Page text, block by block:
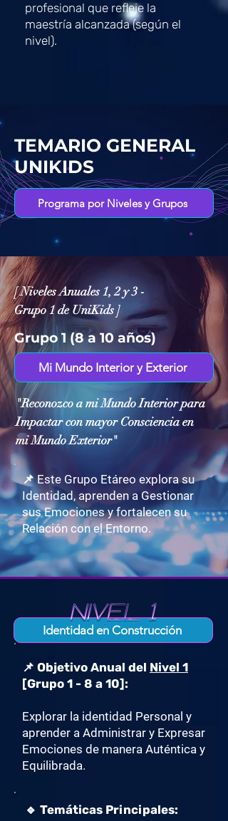
profesional que refleje la
maestría alcanzada (según el
nivel).
TEMARIO GENERAL
UNIKIDS
Programa por Niveles y Grupos
[ Niveles Anuales 1, 2 y 3 -
Grupo 1 de UniKids ]
Grupo 1 (8 a 10 años)
Mi Mundo Interior y Exterior
"Reconozco a mi Mundo Interior para
Impactar con mayor Consciencia en
mi Mundo Exterior"
📌 Este Grupo Etáreo explora su
Identidad, aprenden a Gestionar
sus Emociones y fortalecen su
Relación con el Entorno.
Identidad en Construcción
📌 Objetivo Anual del Nivel 1
[Grupo 1 - 8 a 10]:
Explorar la identidad Personal y
aprender a Administrar y Expresar
Emociones de manera Auténtica y
Equilibrada.
🔹 Temáticas Principales: